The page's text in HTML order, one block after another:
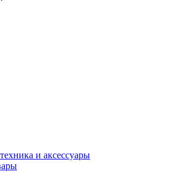
и аксессуары